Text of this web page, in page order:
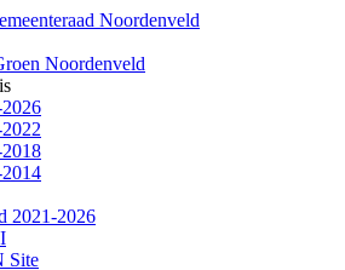
Noordenveld
Noordenveld
2021-2026
Site